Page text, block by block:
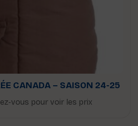
CANADA – SAISON 24-25
vous pour voir les prix